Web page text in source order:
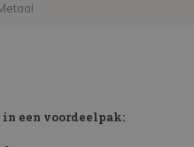
een voordeelpak: